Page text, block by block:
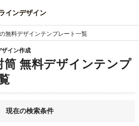
インデザイン
無料デザインテンプレート一覧
イン作成
筒 無料デザインテンプ
現在の検索条件